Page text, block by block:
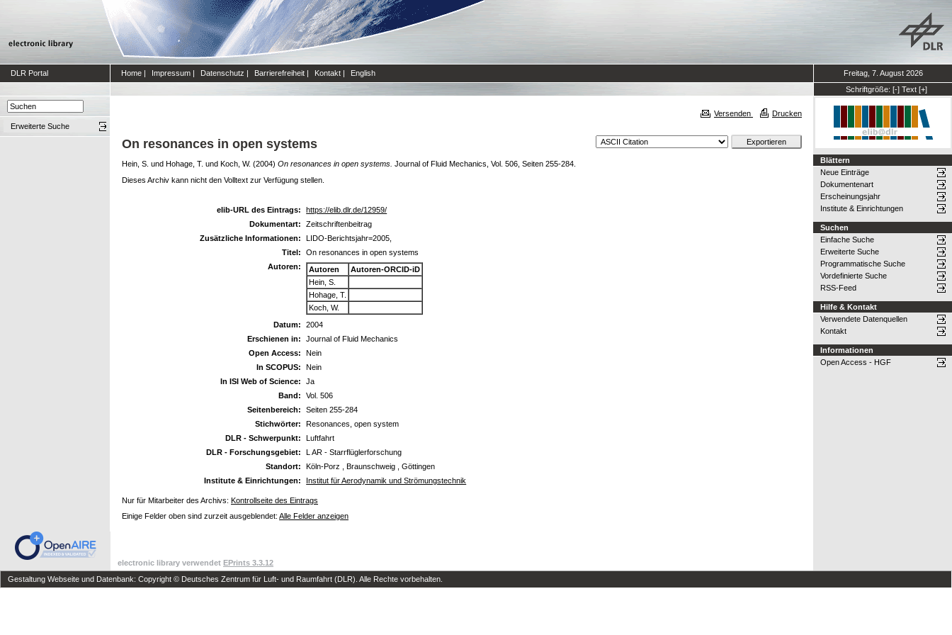
DLR Portal Home | Impressum | Datenschutz | Barrierefreiheit | Kontakt | English
Freitag, 7. August 2026
Schriftgröße: [-] Text [+]
Erweiterte Suche
Versenden Drucken
On resonances in open systems
Hein, S. und Hohage, T. und Koch, W. (2004) On resonances in open systems. Journal of Fluid Mechanics, Vol. 506, Seiten 255-284.
Dieses Archiv kann nicht den Volltext zur Verfügung stellen.
elib-URL des Eintrags:
https://elib.dlr.de/12959/
Dokumentart:
Zeitschriftenbeitrag
Zusätzliche Informationen:
LIDO-Berichtsjahr=2005,
Titel:
On resonances in open systems
Autoren:
Autoren
Autoren-ORCID-iD
Hein, S.
Hohage, T.
Koch, W.
Datum:
2004
Erschienen in:
Journal of Fluid Mechanics
Open Access:
Nein
In SCOPUS:
Nein
In ISI Web of Science:
Ja
Band:
Vol. 506
Seitenbereich:
Seiten 255-284
Stichwörter:
Resonances, open system
DLR - Schwerpunkt:
Luftfahrt
DLR - Forschungsgebiet:
L AR - Starrflüglerforschung
Standort:
Köln-Porz , Braunschweig , Göttingen
Institute & Einrichtungen:
Institut für Aerodynamik und Strömungstechnik
Nur für Mitarbeiter des Archivs: Kontrollseite des Eintrags
Einige Felder oben sind zurzeit ausgeblendet: Alle Felder anzeigen
Blättern
Neue Einträge
Dokumentenart
Erscheinungsjahr
Institute & Einrichtungen
Suchen
Einfache Suche
Erweiterte Suche
Programmatische Suche
Vordefinierte Suche
RSS-Feed
Hilfe & Kontakt
Verwendete Datenquellen
Kontakt
Informationen
Open Access - HGF
electronic library verwendet EPrints 3.3.12
Gestaltung Webseite und Datenbank: Copyright © Deutsches Zentrum für Luft- und Raumfahrt (DLR). Alle Rechte vorbehalten.